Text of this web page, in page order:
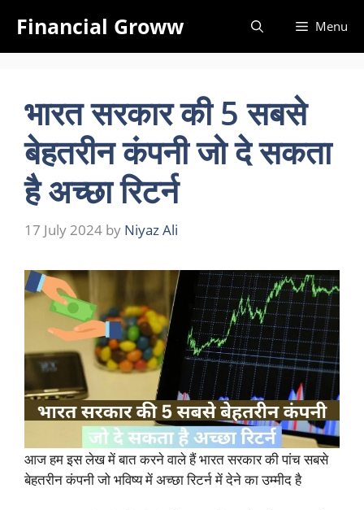
content
Financial Groww Menu
भारत सरकार की 5 सबसे
बेहतरीन कंपनी जो दे सकता
है अच्छा रिटर्न
17 July 2024 by Niyaz Ali
आज हम इस लेख में बात करने वाले हैं भारत सरकार की पांच सबसे
बेहतरीन कंपनी जो भविष्य में अच्छा रिटर्न में देने का उम्मीद है